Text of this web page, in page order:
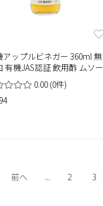
アップルビネガー 360ml 無
有機JAS認証 飲用酢 ムソー
0.00 (0件)
前へ ... 2 3